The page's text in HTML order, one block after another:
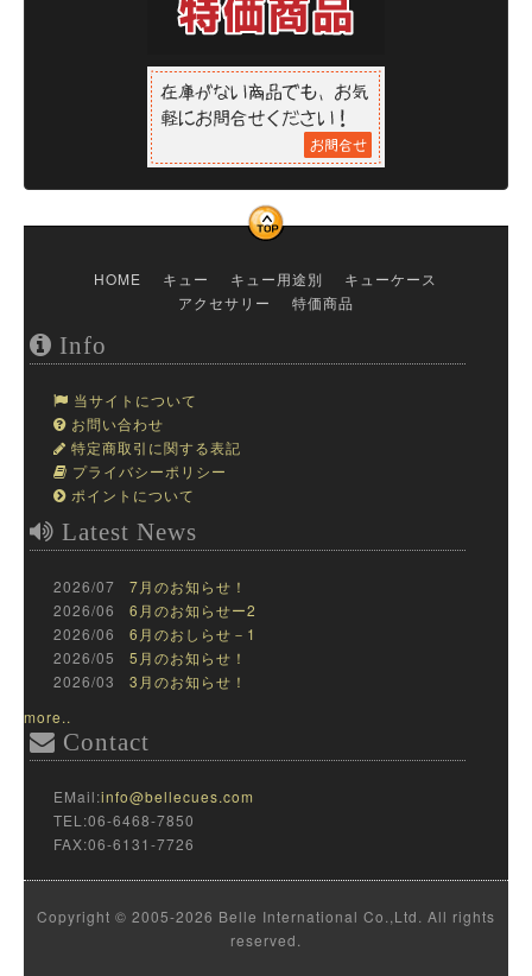
HOME キュー キュー用途別
キューケース
アクセサリー
特価商品
Info
当サイトについて
お問い合わせ
特定商取引に関する表記
プライバシーポリシー
ポイントについて
Latest News
2026/07 7月のお知らせ！
2026/06 6月のお知らせー2
2026/06 6月のおしらせ－1
2026/05 5月のお知らせ！
2026/03 3月のお知らせ！
more..
Contact
EMail:info@bellecues.com
TEL:06-6468-7850
FAX:06-6131-7726
Copyright © 2005-2026 Belle International Co.,Ltd. All rights
reserved.